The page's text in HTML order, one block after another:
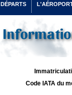
DÉPARTS
Code IATA du